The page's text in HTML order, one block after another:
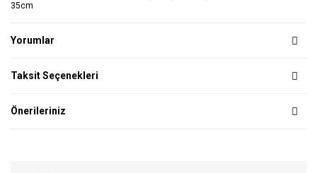
35cm
Yorumlar
Taksit Seçenekleri
Önerileriniz